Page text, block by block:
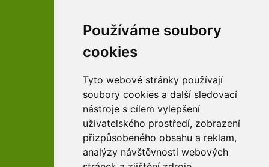
Používáme soubory
cookies
Tyto webové stránky používají
soubory cookies a další sledovací
nástroje s cílem vylepšení
uživatelského prostředí, zobrazení
přizpůsobeného obsahu a reklam,
analýzy návštěvnosti webových
Youtube kanál arboreta